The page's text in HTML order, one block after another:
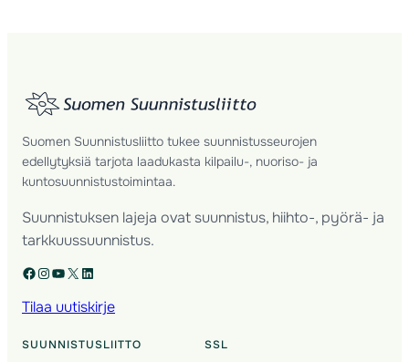
Suomen Suunnistusliitto tukee suunnistusseurojen
edellytyksiä tarjota laadukasta kilpailu-, nuoriso- ja
kuntosuunnistustoimintaa.
Suunnistuksen lajeja ovat suunnistus, hiihto-, pyörä- ja
tarkkuussuunnistus.
Facebook Instagram YouTube X LinkedIn
Tilaa uutiskirje
SUUNNISTUSLIITTO SSL